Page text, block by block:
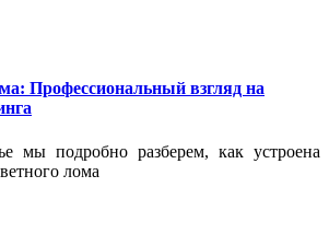
Профессиональный взгляд на
мы подробно разберем, как устроена
лома